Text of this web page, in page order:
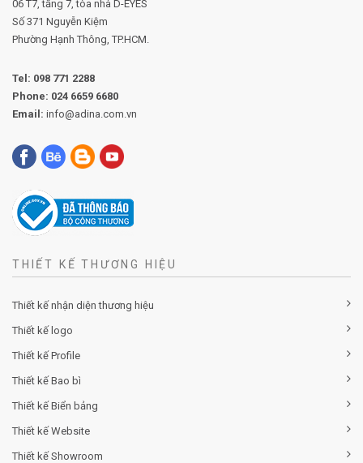
06 T7, tầng 7, tòa nhà D-EYES
Số 371 Nguyễn Kiệm
Phường Hạnh Thông, TP.HCM.
Tel: 098 771 2288
Phone: 024 6659 6680
Email: info@adina.com.vn
THIẾT KẾ THƯƠNG HIỆU
Thiết kế nhận diện thương hiệu
Thiết kế logo
Thiết kế Profile
Thiết kế Bao bì
Thiết kế Biển bảng
Thiết kế Website
Thiết kế Showroom